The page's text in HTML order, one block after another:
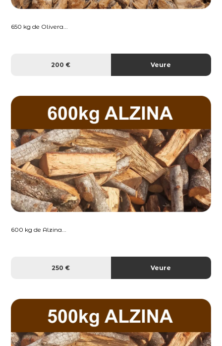
650 kg de Olivera...
200 € Veure
600 kg de Alzina...
250 € Veure